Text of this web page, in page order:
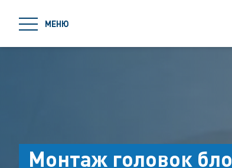
МЕНЮ
Монтаж головок